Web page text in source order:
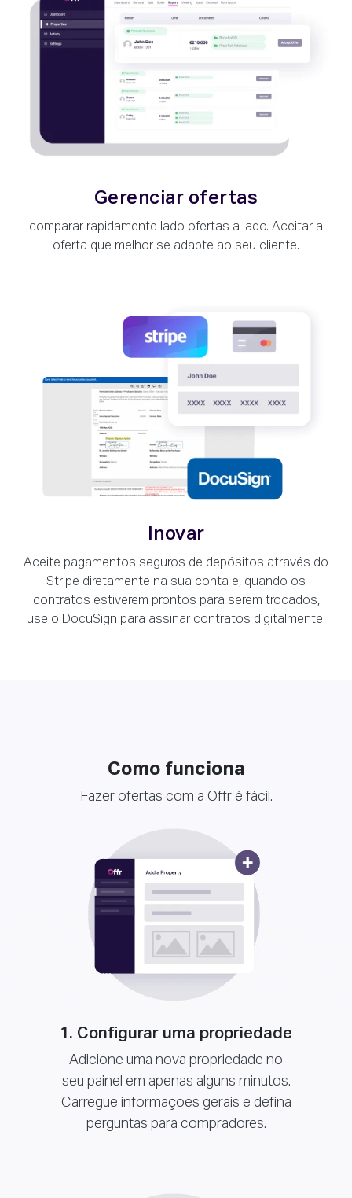
Gerenciar ofertas
comparar rapidamente lado ofertas a lado. Aceitar a
oferta que melhor se adapte ao seu cliente.
Inovar
Aceite pagamentos seguros de depósitos através do
Stripe diretamente na sua conta e, quando os
contratos estiverem prontos para serem trocados,
use o DocuSign para assinar contratos digitalmente.
Como funciona
Fazer ofertas com a Offr é fácil.
1. Configurar uma propriedade
Adicione uma nova propriedade no
seu painel em apenas alguns minutos.
Carregue informações gerais e defina
perguntas para compradores.